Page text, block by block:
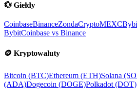
💱 Giełdy
CoinbaseBinanceZondaCryptoMEXC
BybitCoinbase vs Binance
🪙 Kryptowaluty
Bitcoin (BTC)Ethereum (ETH)Solana
(ADA)Dogecoin (DOGE)Polkadot (DOT)